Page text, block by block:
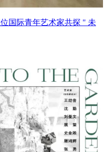
国际青年艺术家共探 " 未